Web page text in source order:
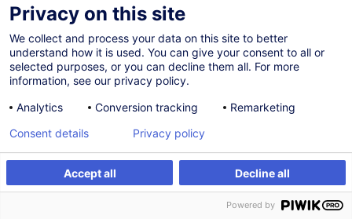
Puis-je annuler mon inscription sans frais ?
Sous quelles conditions puis-je reporter mon
inscription ?
Que faire s’il n’y a pas de date de session
proposée pour la formation qui m’intéresse ?
Privacy on this site
We collect and process your data on this site to better
understand how it is used. You can give your consent to all or
selected purposes, or you can decline them all. For more
information, see our privacy policy.
Analytics
Conversion tracking Remarketing
Accept all Decline all
Consent details Privacy policy
Powered by